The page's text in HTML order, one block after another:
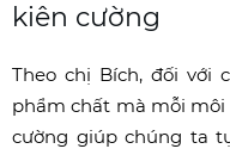
kiên cường
Theo chị Bích, đối với
phẩm chất mà mỗi môi
cường giúp chúng ta